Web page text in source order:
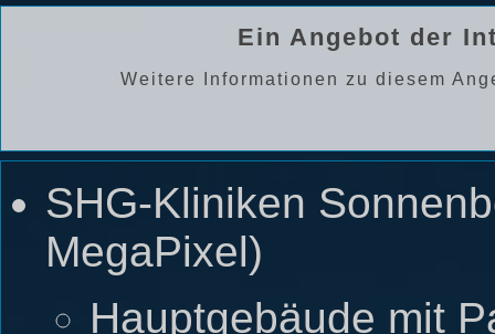
Ein Angebot der
Weitere Informationen zu diesem
SHG-Kliniken
MegaPixel)
Hauptgebäude mit